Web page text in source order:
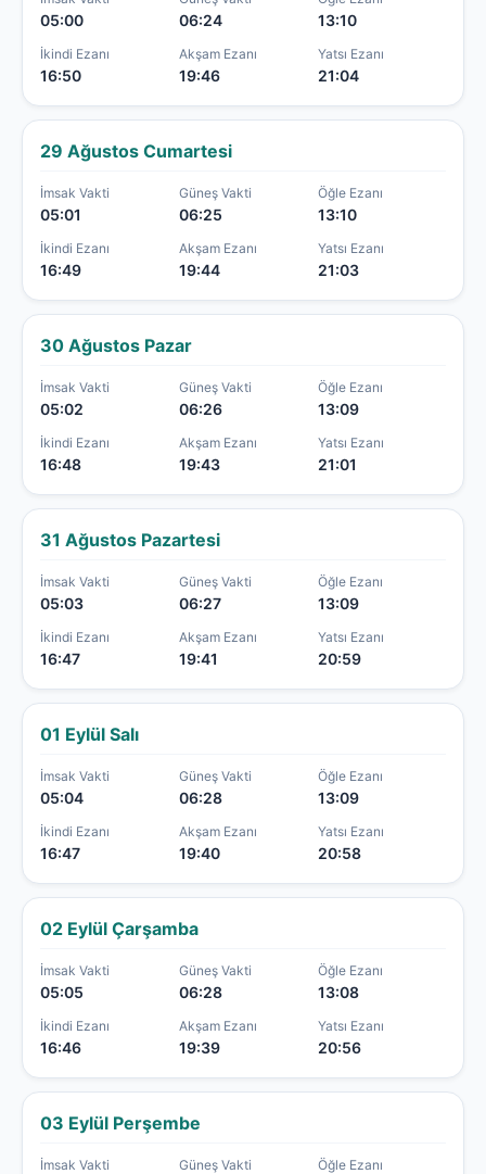
05:00 06:24 13:10
İkindi Ezanı
16:50
Akşam Ezanı
19:46
Yatsı Ezanı
21:04
29 Ağustos Cumartesi
İmsak Vakti
05:01
Güneş Vakti
06:25
Öğle Ezanı
13:10
İkindi Ezanı
16:49
Akşam Ezanı
19:44
Yatsı Ezanı
21:03
30 Ağustos Pazar
İmsak Vakti
05:02
Güneş Vakti
06:26
Öğle Ezanı
13:09
İkindi Ezanı
16:48
Akşam Ezanı
19:43
Yatsı Ezanı
21:01
31 Ağustos Pazartesi
İmsak Vakti
05:03
Güneş Vakti
06:27
Öğle Ezanı
13:09
İkindi Ezanı
16:47
Akşam Ezanı
19:41
Yatsı Ezanı
20:59
01 Eylül Salı
İmsak Vakti
05:04
Güneş Vakti
06:28
Öğle Ezanı
13:09
İkindi Ezanı
16:47
Akşam Ezanı
19:40
Yatsı Ezanı
20:58
02 Eylül Çarşamba
İmsak Vakti
05:05
Güneş Vakti
06:28
Öğle Ezanı
13:08
İkindi Ezanı
16:46
Akşam Ezanı
19:39
Yatsı Ezanı
20:56
03 Eylül Perşembe
İmsak Vakti Güneş Vakti Öğle Ezanı